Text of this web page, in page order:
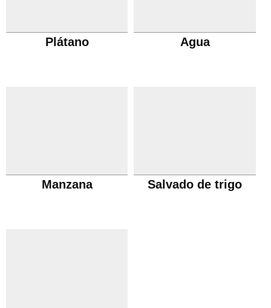
Plátano Agua
Manzana Salvado de trigo